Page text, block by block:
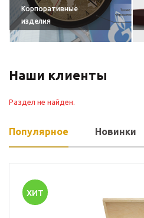
Корпоративные
изделия
Наши клиенты
Раздел не найден.
Популярное Новинки
ХИТ